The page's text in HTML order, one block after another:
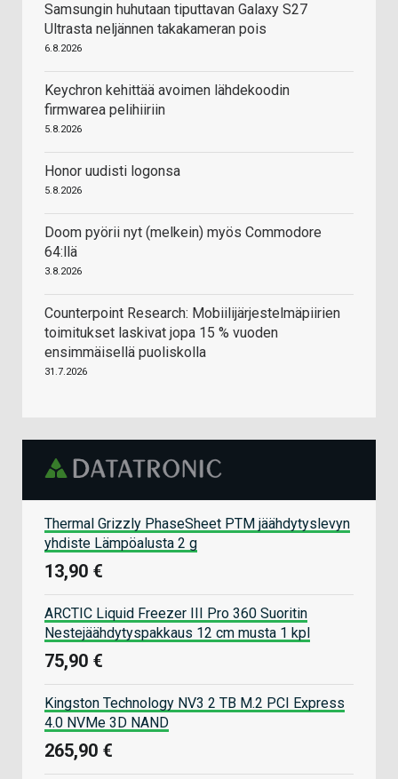
Samsungin huhutaan tiputtavan Galaxy S27
Ultrasta neljännen takakameran pois
6.8.2026
Keychron kehittää avoimen lähdekoodin
firmwarea pelihiiriin
5.8.2026
Honor uudisti logonsa
5.8.2026
Doom pyörii nyt (melkein) myös Commodore
64:llä
3.8.2026
Counterpoint Research: Mobiilijärjestelmäpiirien
toimitukset laskivat jopa 15 % vuoden
ensimmäisellä puoliskolla
31.7.2026
Thermal Grizzly PhaseSheet PTM jäähdytyslevyn
yhdiste Lämpöalusta 2 g
13,90 €
ARCTIC Liquid Freezer III Pro 360 Suoritin
Nestejäähdytyspakkaus 12 cm musta 1 kpl
75,90 €
Kingston Technology NV3 2 TB M.2 PCI Express
4.0 NVMe 3D NAND
265,90 €